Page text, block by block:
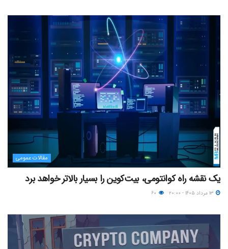
مقالات عمومی
یک نقشه راه کوانتومی، بیت‌کوین را بسیار بالاتر خواهد برد